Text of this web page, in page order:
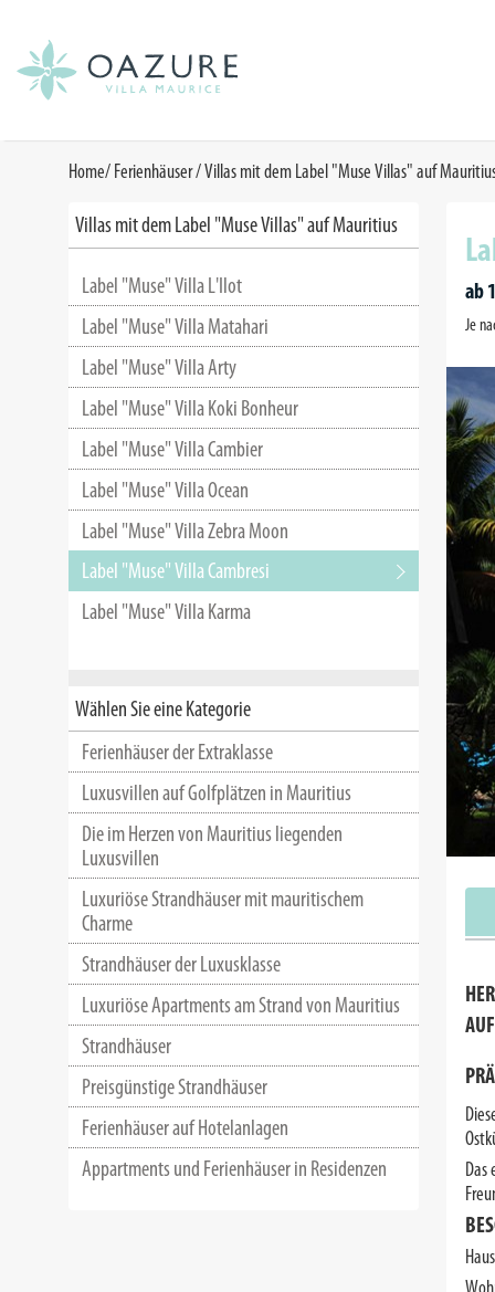
Home/Ferienhäuser/Villas mit dem Label "Muse Villas" auf
Villas mit dem Label "Muse Villas" auf Mauritius
Label "Muse" Villa L'Ilot
Label "Muse" Villa Matahari
Label "Muse" Villa Arty
Label "Muse" Villa Koki Bonheur
Label "Muse" Villa Cambier
Label "Muse" Villa Ocean
Label "Muse" Villa Zebra Moon
Label "Muse" Villa Cambresi
Label "Muse" Villa Karma
Wählen Sie eine Kategorie
Ferienhäuser der Extraklasse
Luxusvillen auf Golfplätzen in Mauritius
Die im Herzen von Mauritius liegenden
Luxusvillen
Luxuriöse Strandhäuser mit mauritischem
Charme
Strandhäuser der Luxusklasse
Luxuriöse Apartments am Strand von Mauritius
Strandhäuser
Preisgünstige Strandhäuser
Ferienhäuser auf Hotelanlagen
Appartments und Ferienhäuser in Residenzen
ab
Je
Das